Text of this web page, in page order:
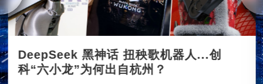
DeepSeek 黑神话 扭秧歌机器人...创
科“六小龙”为何出自杭州？